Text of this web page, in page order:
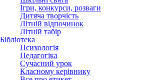
Ігри, конкурси, розваги
Дитяча творчість
Літній відпочинок
Літній табір
Бібліотека
Психологія
Педагогіка
Сучасний урок
Класному керівнику